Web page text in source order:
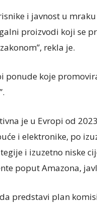
i javnost u
proizvodi koji se
rekla je.
ponude koje
je u Evropi od
i elektronike, po
i izuzetno niske
poput Amazona,
predstavi plan